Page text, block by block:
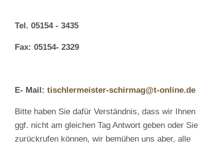
Tel. 05154 - 3435
Fax: 05154- 2329
E- Mail: tischlermeister-schirmag@t-online.de
Bitte haben Sie dafür Verständnis, dass wir Ihnen
ggf. nicht am gleichen Tag Antwort geben oder Sie
zurückrufen können, wir bemühen uns aber, alle